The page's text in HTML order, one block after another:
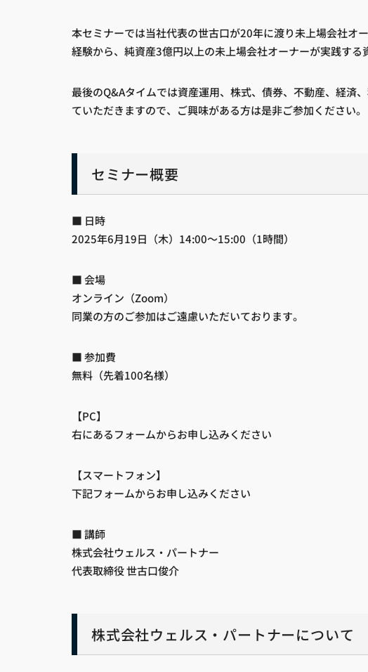
本セミナーでは当社代表の世古口が20年に渡り未上場会社オ
経験から、純資産3億円以上の未上場会社オーナーが実践する
最後のQ&Aタイムでは資産運用、株式、債券、不動産、経済
ていただきますので、ご興味がある方は是非ご参加ください。
セミナー概要
■ 日時
2025年6月19日（木）14:00〜15:00（1時間）
■ 会場
オンライン（Zoom）
同業の方のご参加はご遠慮いただいております。
■ 参加費
無料（先着100名様）
【PC】
右にあるフォームからお申し込みください
【スマートフォン】
下記フォームからお申し込みください
■ 講師
株式会社ウェルス・パートナー
代表取締役 世古口俊介
株式会社ウェルス・パートナーについて